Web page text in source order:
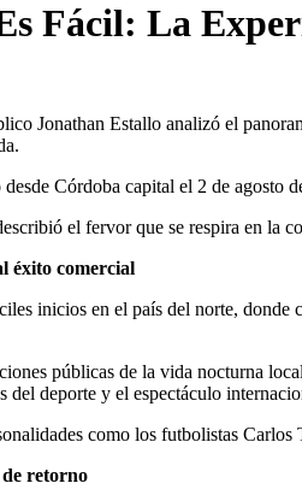
Fácil: La
Jonathan Estallo analizó el
Córdoba capital el 2 de agosto
el fervor que se respira en la
éxito comercial
inicios en el país del norte,
públicas de la vida nocturna
del deporte y el espectáculo
como los futbolistas
retorno